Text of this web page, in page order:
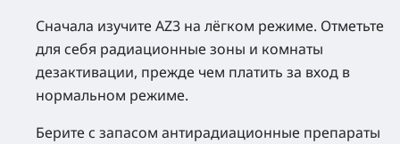
Сначала изучите AZ3 на лёгком режиме. Отметьте
для себя радиационные зоны и комнаты
дезактивации, прежде чем платить за вход в
нормальном режиме.
Берите с запасом антирадиационные препараты